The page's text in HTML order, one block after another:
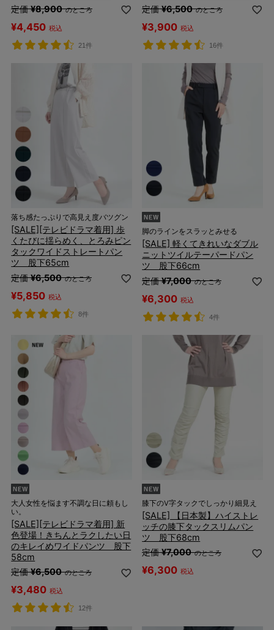
定価 ¥8,900 のところ
¥4,450 税込
21件
定価 ¥6,500 のところ
¥3,900 税込
16件
落ち感たっぷりで高見え度バツグン
[SALE][テレビドラマ着用] 歩
くたびに揺らめく、とろみピン
タックワイドストレートパン
ツ 股下65cm
定価 ¥6,500 のところ
¥5,850 税込
8件
脚のラインをスラッとみせる
[SALE] 軽くてきれいなダブル
ニットツイルテーパードパン
ツ 股下66cm
定価 ¥7,000 のところ
¥6,300 税込
4件
大人女性を悩ます不調な日に頼もし
い。
[SALE][テレビドラマ着用] 新
色登場！きちんとラクしたい日
のキレイめワイドパンツ 股下
58cm
定価 ¥6,500 のところ
¥3,480 税込
12件
膝下のV字タックでしっかり細見え
[SALE] 【日本製】ハイストレ
ッチの膝下タックスリムパン
ツ 股下68cm
定価 ¥7,000 のところ
¥6,300 税込